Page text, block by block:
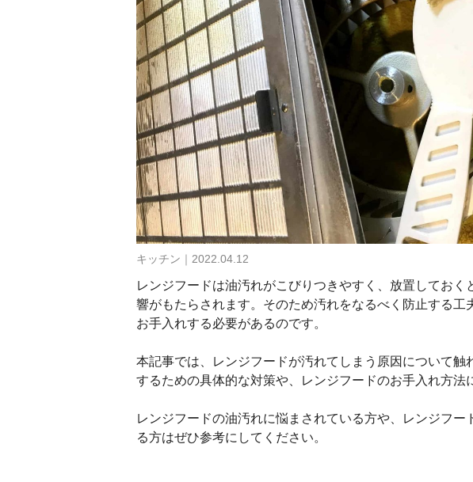
キッチン｜2022.04.12
レンジフードは油汚れがこびりつきやすく、放置しておく
響がもたらされます。そのため汚れをなるべく防止する工
お手入れする必要があるのです。
本記事では、レンジフードが汚れてしまう原因について触
するための具体的な対策や、レンジフードのお手入れ方法
レンジフードの油汚れに悩まされている方や、レンジフー
る方はぜひ参考にしてください。